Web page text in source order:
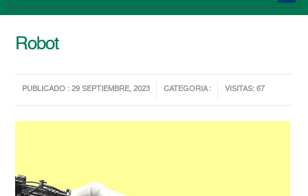
Robot
PUBLICADO : 29 SEPTIEMBRE, 2023 CATEGORIA : VISITAS: 67